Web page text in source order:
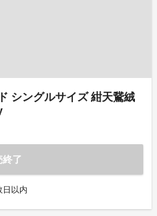
シングルサイズ 紺天鵞絨
終了
日以内